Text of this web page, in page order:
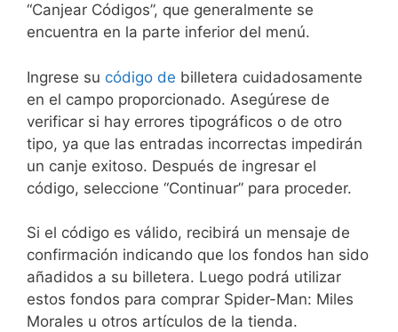
“Canjear Códigos”, que generalmente se
encuentra en la parte inferior del menú.
Ingrese su código de billetera cuidadosamente
en el campo proporcionado. Asegúrese de
verificar si hay errores tipográficos o de otro
tipo, ya que las entradas incorrectas impedirán
un canje exitoso. Después de ingresar el
código, seleccione “Continuar” para proceder.
Si el código es válido, recibirá un mensaje de
confirmación indicando que los fondos han sido
añadidos a su billetera. Luego podrá utilizar
estos fondos para comprar Spider-Man: Miles
Morales u otros artículos de la tienda.